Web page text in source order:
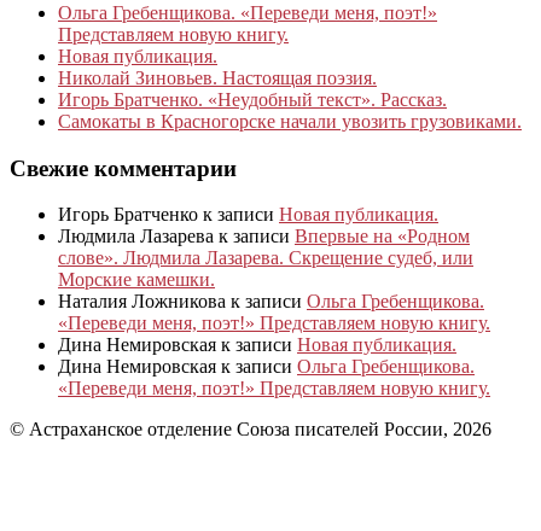
Ольга Гребенщикова. «Переведи меня, поэт!»
Представляем новую книгу.
Новая публикация.
Николай Зиновьев. Настоящая поэзия.
Игорь Братченко. «Неудобный текст». Рассказ.
Самокаты в Красногорске начали увозить грузовиками.
Свежие комментарии
Игорь Братченко к записи Новая публикация.
Людмила Лазарева к записи Впервые на «Родном
слове». Людмила Лазарева. Скрещение судеб, или
Морские камешки.
Наталия Ложникова к записи Ольга Гребенщикова.
«Переведи меня, поэт!» Представляем новую книгу.
Дина Немировская к записи Новая публикация.
Дина Немировская к записи Ольга Гребенщикова.
«Переведи меня, поэт!» Представляем новую книгу.
© Астраханское отделение Союза писателей России, 2026